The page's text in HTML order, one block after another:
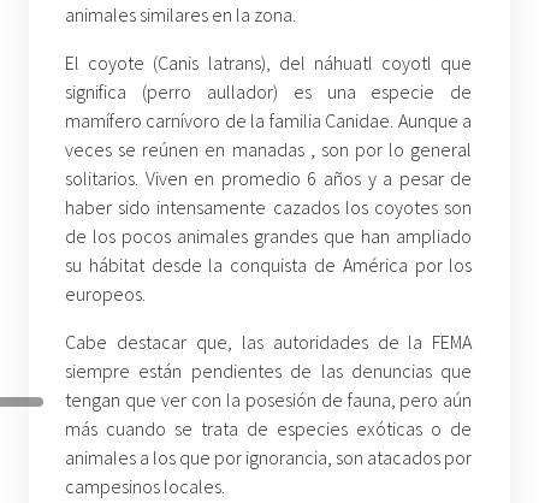
animales similares en la zona.
El coyote (Canis latrans), del náhuatl coyotl que
significa (perro aullador) es una especie de
mamífero carnívoro de la familia Canidae. Aunque a
veces se reúnen en manadas , son por lo general
solitarios. Viven en promedio 6 años y a pesar de
haber sido intensamente cazados los coyotes son
de los pocos animales grandes que han ampliado
su hábitat desde la conquista de América por los
europeos.
Cabe destacar que, las autoridades de la FEMA
siempre están pendientes de las denuncias que
tengan que ver con la posesión de fauna, pero aún
más cuando se trata de especies exóticas o de
animales a los que por ignorancia, son atacados por
campesinos locales.